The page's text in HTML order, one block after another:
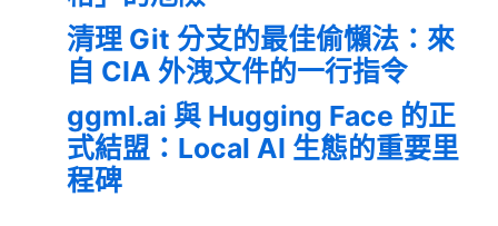
清理 Git 分支的最佳偷懶法：來
自 CIA 外洩文件的一行指令
ggml.ai 與 Hugging Face 的正
式結盟：Local AI 生態的重要里
程碑